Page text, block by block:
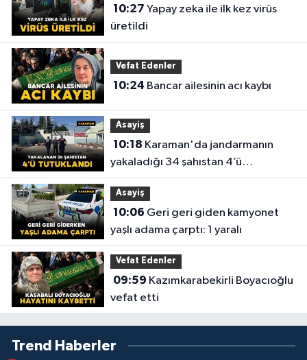
10:27
üretildi
Vefat Edenler
10:24 Bancar ailesinin acı kaybı
Asayiş
10:18
yakaladığı 34 şahıstan 4’ü
tutuklandı
Asayiş
10:06
yaşlı adama çarptı: 1 yaralı
Vefat Edenler
09:59
vefat etti
Trend Haberler